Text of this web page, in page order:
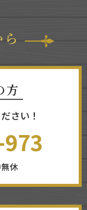
方
さい！
休